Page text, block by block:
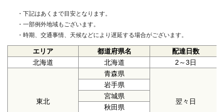
・下記はあくまで目安となります。
・一部例外地域もございます。
・時期、交通事情、天候などにより遅延する場合がございます。
エリア 都道府県名
配達日数
北海道
北海道 2～3日
東北
青森県
翌々日
岩手県
宮城県
秋田県